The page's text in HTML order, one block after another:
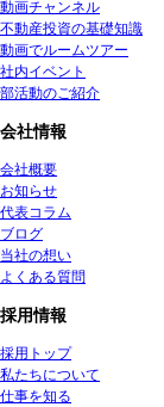
動画チャンネル
不動産投資の基礎知識
動画でルームツアー
社内イベント
部活動のご紹介
会社情報
会社概要
お知らせ
代表コラム
ブログ
当社の想い
よくある質問
採用情報
採用トップ
私たちについて
仕事を知る